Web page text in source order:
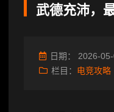
武德充沛，
日期： 2026-
栏目： 电竞攻略